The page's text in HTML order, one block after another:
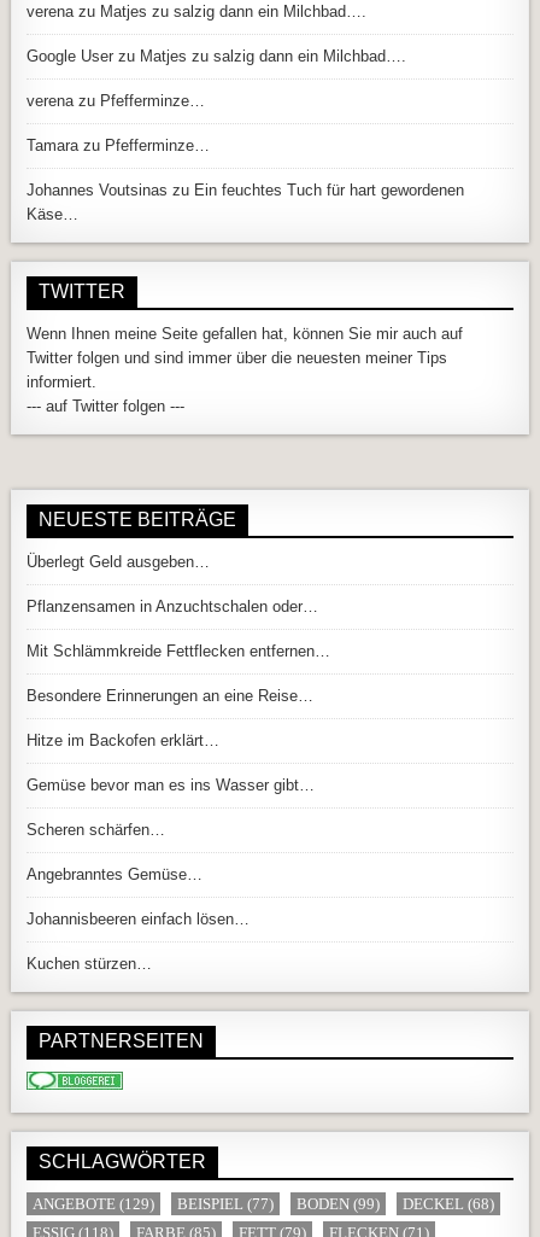
verenazu Matjes zu salzig dann ein Milchbad….
Google User zu Matjes zu salzig dann ein Milchbad….
verenazu Pfefferminze…
Tamarazu Pfefferminze…
Johannes Voutsinas zu Ein feuchtes Tuch für hart gewordenen
Käse…
TWITTER
Wenn Ihnen meine Seite gefallen hat, können Sie mir auch auf
Twitter folgen und sind immer über die neuesten meiner Tips
informiert.
--- auf Twitter folgen ---
NEUESTE BEITRÄGE
Überlegt Geld ausgeben…
Pflanzensamen in Anzuchtschalen oder…
Mit Schlämmkreide Fettflecken entfernen…
Besondere Erinnerungen an eine Reise…
Hitze im Backofen erklärt…
Gemüse bevor man es ins Wasser gibt…
Scheren schärfen…
Angebranntes Gemüse…
Johannisbeeren einfach lösen…
Kuchen stürzen…
PARTNERSEITEN
SCHLAGWÖRTER
ANGEBOTE (129) BEISPIEL (77) BODEN (99) DECKEL (68)
ESSIG (118) FARBE (85) FETT (79) FLECKEN (71)